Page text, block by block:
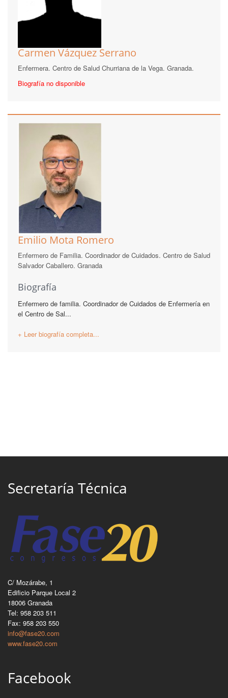
Carmen Vázquez Serrano
Enfermera. Centro de Salud Churriana de la Vega. Granada.
Biografía no disponible
Emilio Mota Romero
Enfermero de Familia. Coordinador de Cuidados. Centro de Salud
Salvador Caballero. Granada
Biografía
Enfermero de familia. Coordinador de Cuidados de Enfermería en
el Centro de Sal...
+ Leer biografía completa...
Secretaría Técnica
C/ Mozárabe, 1
Edificio Parque Local 2
18006 Granada
Tel: 958 203 511
Fax: 958 203 550
info@fase20.com
www.fase20.com
Facebook